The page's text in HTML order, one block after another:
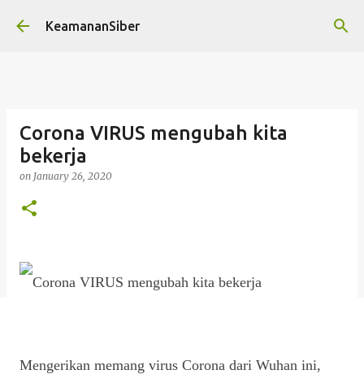
Skip to main content
KeamananSiber
Corona VIRUS mengubah kita
bekerja
on January 26, 2020
Mengerikan memang virus Corona dari Wuhan ini,